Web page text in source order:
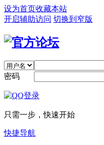
设为首页收藏本站
开启辅助访问 切换到窄版
密码
只需一步，快速开始
快捷导航